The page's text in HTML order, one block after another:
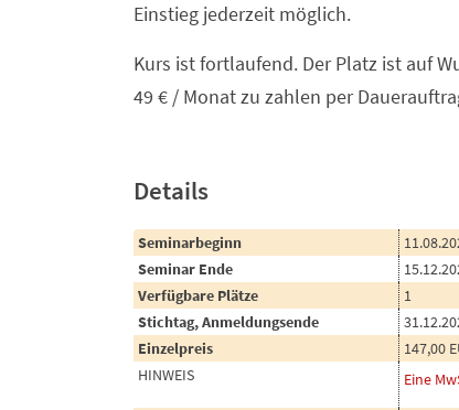
Einstieg jederzeit möglich.
Kurs ist fortlaufend. Der Platz ist auf
49 € / Monat zu zahlen per
Details
Seminarbeginn
Seminar Ende
Verfügbare Plätze
1
Stichtag, Anmeldungsende
Einzelpreis
147,00
HINWEIS
Eine